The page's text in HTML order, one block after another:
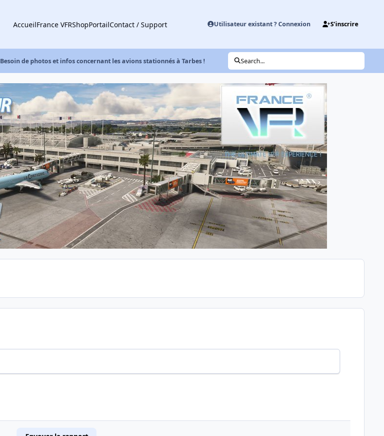
AccueilFrance VFRShopPortailContact / Support Utilisateur existant ? Connexion S’inscrire
Besoin de photos et infos concernant les avions stationnés à Tarbes ! Search...